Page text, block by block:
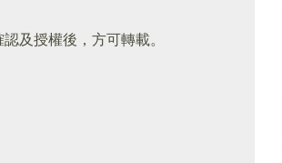
認及授權後，方可轉載。